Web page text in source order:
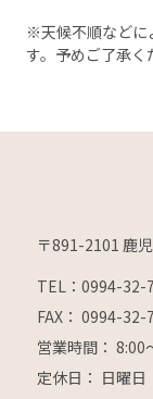
※天候不順などに
す。予めご了承く
〒891-2101 鹿
TEL：0994-32-
FAX： 0994-32-
営業時間： 8:00
定休日： 日曜日